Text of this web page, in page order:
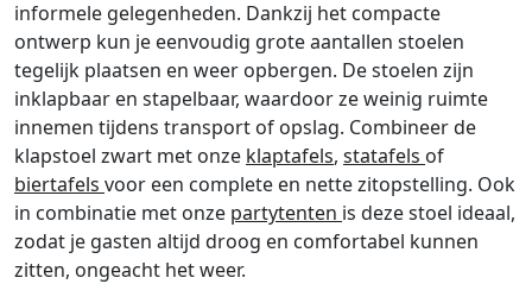
informele gelegenheden. Dankzij het compacte
ontwerp kun je eenvoudig groteaantallen stoelen
tegelijk plaatsen en weer opbergen. Destoelen zijn
inklapbaar en stapelbaar, waardoorzeweinig ruimte
innemen tijdens transport of opslag. Combineerde
klapstoel zwart met onze klaptafels, statafels of
biertafels voor een complete en nettezitopstelling. Ook
in combinatie met onze partytenten is dezestoel ideaal,
zodat je gasten altijd droog en comfortabel kunnen
zitten, ongeacht hetweer.